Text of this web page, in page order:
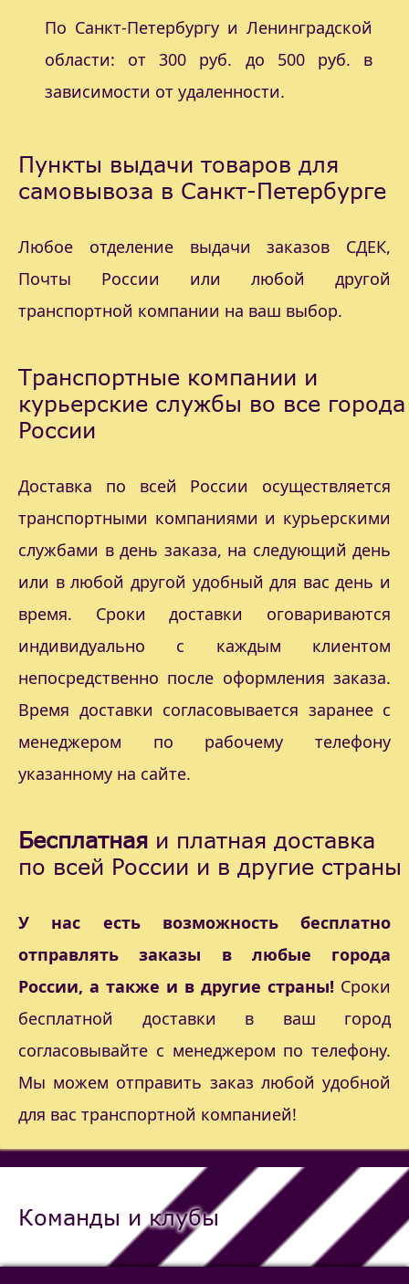
По Санкт-Петербургу и Ленинградской
области: от 300 руб. до 500 руб. в
зависимости от удаленности.
Пункты выдачи товаров для
самовывоза в Санкт-Петербурге
Любое отделение выдачи заказов СДЕК,
Почты России или любой другой
транспортной компании на ваш выбор.
Транспортные компании и
курьерские службы во все города
России
Доставка по всей России осуществляется
транспортными компаниями и курьерскими
службами в день заказа, на следующий день
или в любой другой удобный для вас день и
время. Сроки доставки оговариваются
индивидуально с каждым клиентом
непосредственно после оформления заказа.
Время доставки согласовывается заранее с
менеджером по рабочему телефону
указанному на сайте.
Бесплатная и платная доставка
по всей России и в другие страны
У нас есть возможность бесплатно
отправлять заказы в любые города
России, а также и в другие страны! Сроки
бесплатной доставки в ваш город
согласовывайте с менеджером по телефону.
Мы можем отправить заказ любой удобной
для вас транспортной компанией!
Команды и клубы